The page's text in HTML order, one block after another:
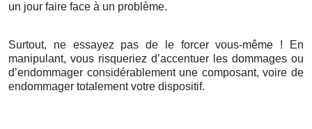
un jour faire face à un problème.
Surtout, ne essayez pas de le forcer vous-même ! En
manipulant, vous risqueriez d’accentuer les dommages ou
d’endommager considérablement une composant, voire de
endommager totalement votre dispositif.